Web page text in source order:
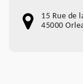
15 Rue de
45000